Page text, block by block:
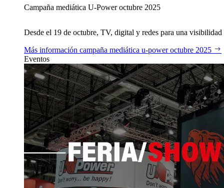
Campaña mediática U‑Power octubre 2025
Desde el 19 de octubre, TV, digital y redes para una
Más información campaña mediática u‑power octubre 2025
Eventos